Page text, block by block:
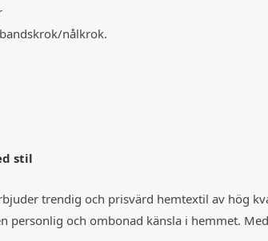
nålkrok.
stil
trendig och prisvärd hemtextil av hög
personlig och ombonad känsla i hemmet. Med